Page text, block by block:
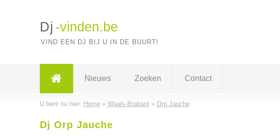
Dj -vinden.be
VIND EEN DJ BIJ U IN DE BUURT!
Nieuws Zoeken Contact
U bent nu hier: Home» Waals-Brabant» Orp Jauche
Dj Orp Jauche